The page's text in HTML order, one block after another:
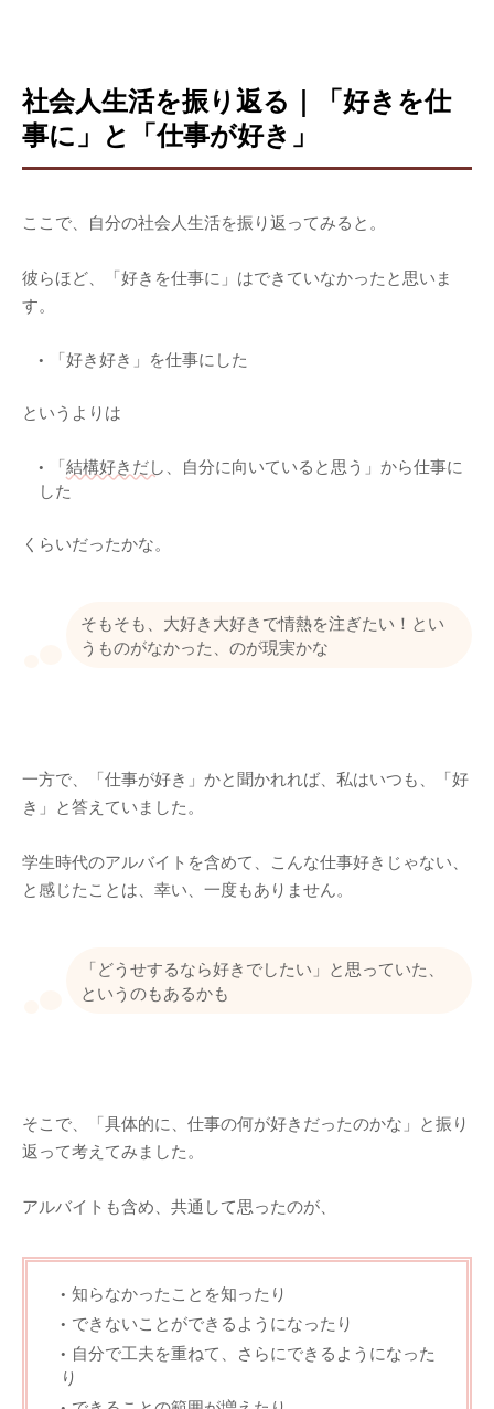
社会人生活を振り返る｜「好きを仕
事に」と「仕事が好き」
ここで、自分の社会人生活を振り返ってみると。
彼らほど、「好きを仕事に」はできていなかったと思いま
す。
「好き好き」を仕事にした
というよりは
「結構好きだし
、自分に向いていると思う」から仕事に
した
くらいだったかな。
そもそも、大好き大好きで情熱を注ぎたい！とい
うものがなかった、のが現実かな
一方で、「仕事が好き」かと聞かれれば、私はいつも、「好
き」と答えていました。
学生時代のアルバイトを含めて、こんな仕事好きじゃない、
と感じたことは、幸い、一度もありません。
「どうせするなら好きでしたい」と思っていた、
というのもあるかも
そこで、「具体的に、仕事の何が好きだったのかな」と振り
返って考えてみました。
アルバイトも含め、共通して思ったのが、
知らなかったことを知ったり
できないことができるようになったり
自分で工夫を重ねて、さらにできるようになった
り